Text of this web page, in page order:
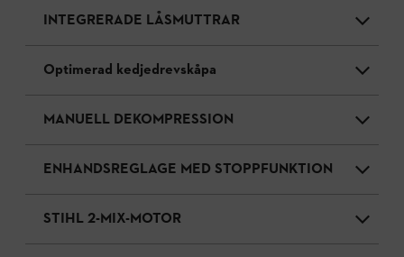
INTEGRERADE LÅSMUTTRAR
Optimerad kedjedrevskåpa
MANUELL DEKOMPRESSION
ENHANDSREGLAGE MED STOPPFUNKTION
STIHL 2-MIX-MOTOR